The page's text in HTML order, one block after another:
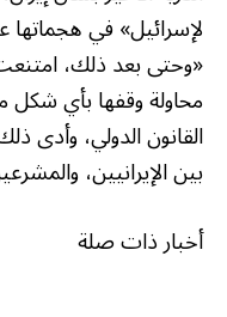
لإسرائيل» في هجماتها
«وحتى بعد ذلك،
محاولة وقفها بأي
القانون الدولي، وأدى
بين الإيرانيين،
أخبار ذات صلة